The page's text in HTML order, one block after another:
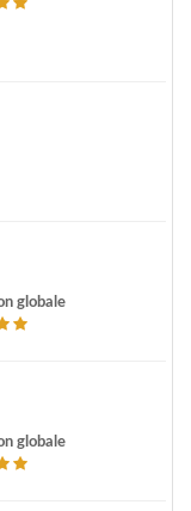
globale
globale